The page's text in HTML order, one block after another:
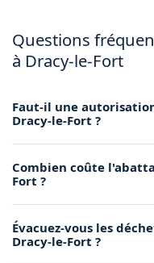
Questions
à Dracy-le-Fort
Faut-il une
Dracy-le-Fort ?
de Dracy-le-Fort,
accompagner dans ces
Combien coûte
Fort ?
des contraintes du
gratuitement à Dracy-
Évacuez-vous les
Dracy-le-Fort ?